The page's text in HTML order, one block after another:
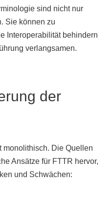
sind nicht nur
Sie können zu
Interoperabilität behindern
verlangsamen.
der
monolithisch. Die Quellen
Ansätze für FTTR hervor,
und Schwächen: